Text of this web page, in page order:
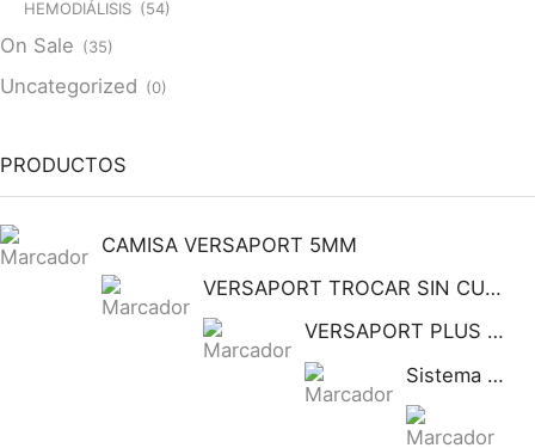
HEMODIÁLISIS (54)
On Sale (35)
Uncategorized (0)
PRODUCTOS
CAMISA VERSAPORT 5MM
VERSAPORT TROCAR SIN CUCHILLA CON CANULA DE FIJACION 5MM
VERSAPORT PLUS TROCAR SIN CUCHILLA CON CANULA DE
Sistema de fijación Statlock para sonda nasogástrica y sondas de alimentación enteral, tamaño pediátrico, auto adherible.